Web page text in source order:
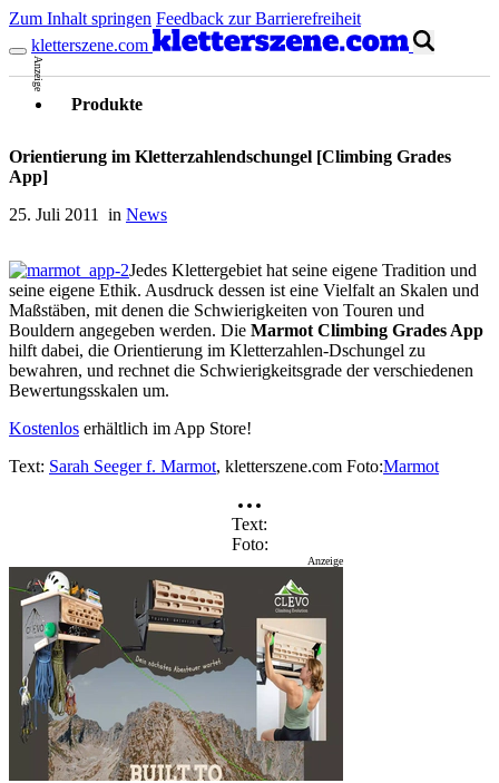
Zum Inhalt springen Feedback zur Barrierefreiheit
kletterszene.com
Anzeige
Orientierung im Kletterzahlendschungel [Climbing Grades
App]
25. Juli 2011 in News
Produkte
Jedes Klettergebiet hat seine eigene Tradition und
seine eigene Ethik. Ausdruck dessen ist eine Vielfalt an Skalen und
Maßstäben, mit denen die Schwierigkeiten von Touren und
Bouldern angegeben werden. Die Marmot Climbing Grades App
hilft dabei, die Orientierung im Kletterzahlen-Dschungel zu
bewahren, und rechnet die Schwierigkeitsgrade der verschiedenen
Bewertungsskalen um.
Kostenlos erhältlich im App Store!
Text: Sarah Seeger f. Marmot, kletterszene.com Foto:Marmot
Text
Foto
Anzeige